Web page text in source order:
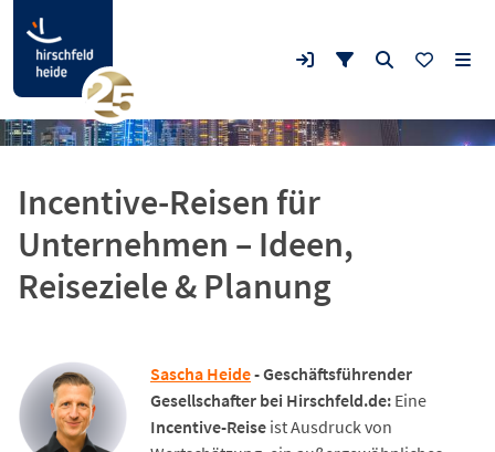
Incentive-Reisen für
Unternehmen – Ideen,
Reiseziele & Planung
Sascha Heide- Geschäftsführender
Gesellschafter bei Hirschfeld.de: Eine
Incentive-Reise ist Ausdruck von